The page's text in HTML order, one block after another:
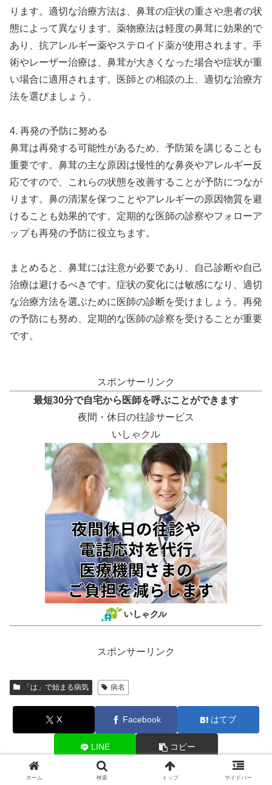
ります。適切な治療方法は、鼻茸の症状の重さや患者の状
態によって異なります。薬物療法は軽度の鼻茸に効果的で
あり、抗アレルギー薬やステロイド薬が使用されます。手
術やレーザー治療は、鼻茸が大きくなった場合や症状が重
い場合に適用されます。医師との相談の上、適切な治療方
法を選びましょう。
4. 再発の予防に努める
鼻茸は再発する可能性があるため、予防策を講じることも
重要です。鼻茸の主な原因は慢性的な鼻炎やアレルギー反
応ですので、これらの状態を改善することが予防につなが
ります。鼻の清潔を保つことやアレルギーの原因物質を避
けることも効果的です。定期的な医師の診察やフォローア
ップも再発の予防に役立ちます。
まとめると、鼻茸には注意が必要であり、自己診断や自己
治療は避けるべきです。症状の変化には敏感になり、適切
な治療方法を選ぶために医師の診断を受けましょう。再発
の予防にも努め、定期的な医師の診察を受けることが重要
です。
スポンサーリンク
最短30分で自宅から医師を呼ぶことができます
夜間・休日の往診サービス
いしゃクル
スポンサーリンク
「は」で始まる病気 病名
X Facebook はてブ
LINE コピー
ホーム 検索 トップ サイドバー